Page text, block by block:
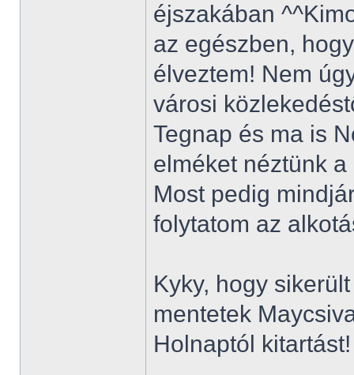
éjszakában
az egészben,
élveztem! Nem
városi
Tegnap és ma is
elméket néztünk
Most pedig
folytatom az
Kyky, hogy
mentetek
Holnaptól